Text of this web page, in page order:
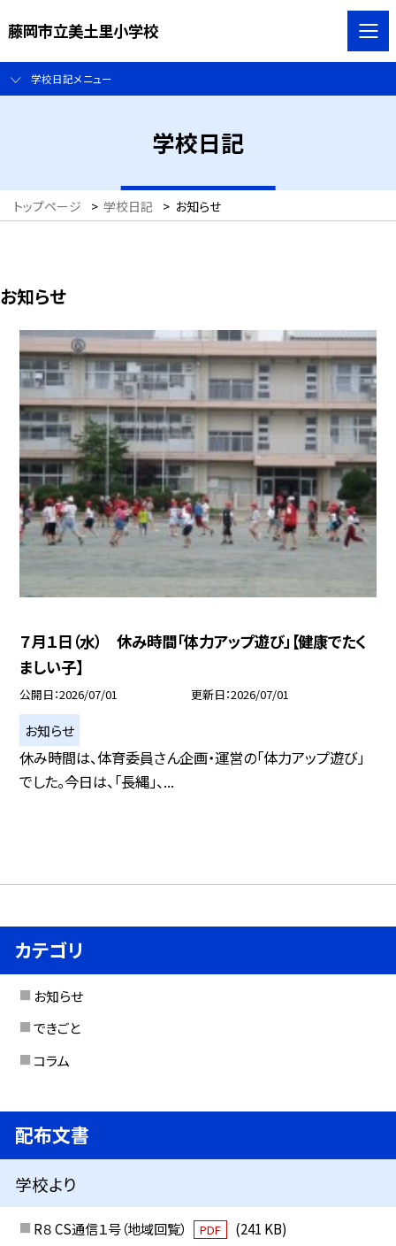
藤岡市立美土里小学校
学校日記メニュー
学校日記
トップページ > 学校日記 > お知らせ
お知らせ
７月１日（水） 休み時間「体力アップ遊び」【健康でたく
ましい子】
公開日 2026/07/01 更新日 2026/07/01
お知らせ
休み時間は、体育委員さん企画・運営の「体力アップ遊び」
でした。今日は、「長縄」、...
カテゴリ
お知らせ
できごと
コラム
配布文書
学校より
R８ CS通信１号（地域回覧） PDF
(241 KB)